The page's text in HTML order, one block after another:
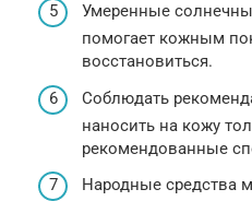
Умеренные
помогает кожным
восстановиться.
Соблюдать
наносить на кожу
рекомендованные
Народные средства